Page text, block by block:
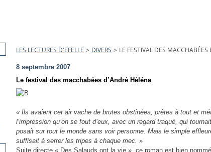
LES LECTURES D'EFELLE > DIVERS > LE FESTIVAL DES MACCHABÉES
8 septembre 2007
Le festival des macchabées d’André Héléna
« Ils avaient cet air vache de brutes obstinées, prêtes à tout et
l’impression qu’on se fout d’eux, avec un regard traqué, qui
posait sur tout le monde sans voir personne. Mais le simple
suffisait à serrer les tripes à chaque mec. »
Suite directe « Des Salauds ont la vie », ce roman est bien